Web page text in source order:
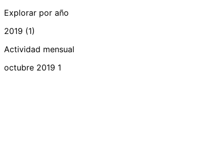
Explorar por año
2019 (1)
Actividad mensual
octubre 2019 1